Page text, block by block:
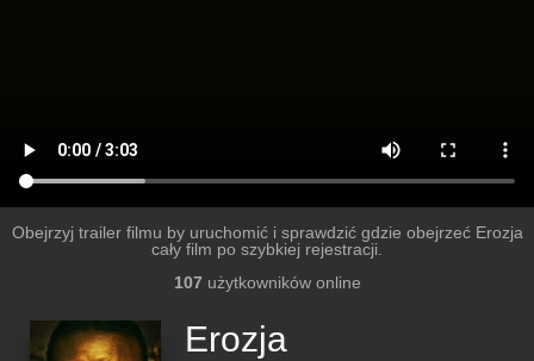
Obejrzyj trailer filmu by uruchomić i sprawdzić gdzie obejrzeć Erozja
cały film po szybkiej rejestracji.
107 użytkowników online
Erozja